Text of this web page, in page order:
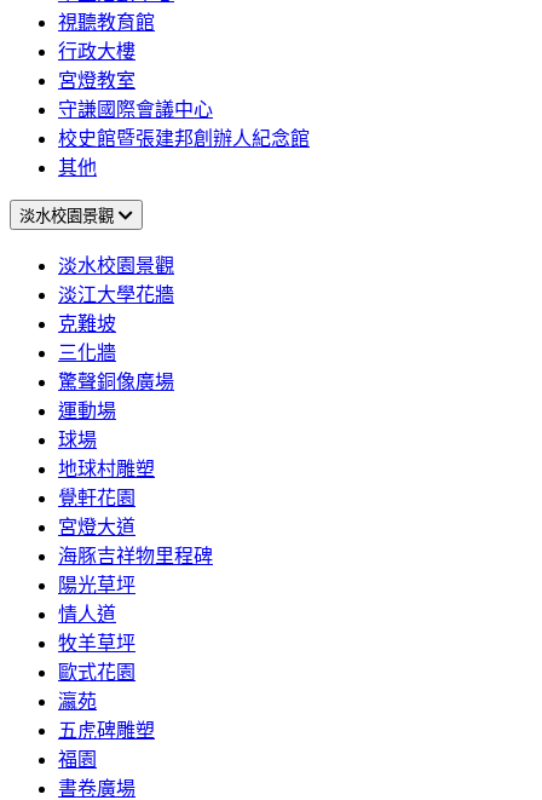
視聽教育館
行政大樓
宮燈教室
守謙國際會議中心
校史館暨張建邦創辦人紀念館
其他
淡水校園景觀
淡水校園景觀
淡江大學花牆
克難坡
三化牆
驚聲銅像廣場
運動場
球場
地球村雕塑
覺軒花園
宮燈大道
海豚吉祥物里程碑
陽光草坪
情人道
牧羊草坪
歐式花園
瀛苑
五虎碑雕塑
福園
書卷廣場